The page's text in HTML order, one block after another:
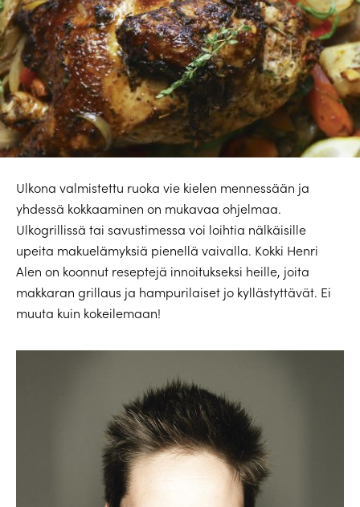
Ulkona valmistettu ruoka vie kielen mennessään ja
yhdessä kokkaaminen on mukavaa ohjelmaa.
Ulkogrillissä tai savustimessa voi loihtia nälkäisille
upeita makuelämyksiä pienellä vaivalla. Kokki Henri
Alen on koonnut reseptejä innoitukseksi heille, joita
makkaran grillaus ja hampurilaiset jo kyllästyttävät. Ei
muuta kuin kokeilemaan!